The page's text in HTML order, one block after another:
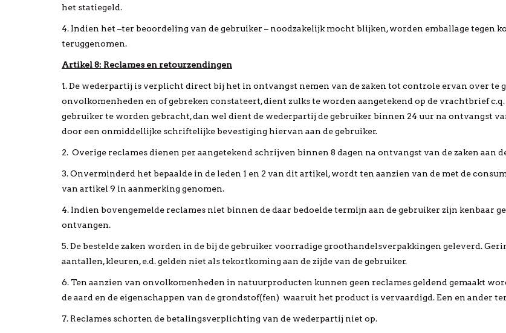
het statiegeld.
4. Indien het –ter beoordeling van de gebruiker – noodzakelijk mocht blijken, worden emballage tegen
teruggenomen.
Artikel 8: Reclames en retourzendingen
1. De wederpartij is verplicht direct bij het in ontvangst nemen van de zaken tot controle ervan over te
onvolkomenheden en of gebreken constateert, dient zulks te worden aangetekend op de vrachtbrief
gebruiker te worden gebracht, dan wel dient de wederpartij de gebruiker binnen 24 uur na ontvangst
door een onmiddellijke schriftelijke bevestiging hiervan aan de gebruiker.
2. Overige reclames dienen per aangetekend schrijven binnen 8 dagen na ontvangst van de zaken aan
3. Onverminderd het bepaalde in de leden 1 en 2 van dit artikel, wordt ten aanzien van de met de
van artikel 9 in aanmerking genomen.
4. Indien bovengemelde reclames niet binnen de daar bedoelde termijn aan de gebruiker zijn kenbaar
ontvangen.
5. De bestelde zaken worden in de bij de gebruiker voorradige groothandelsverpakkingen geleverd.
aantallen, kleuren, e.d. gelden niet als tekortkoming aan de zijde van de gebruiker.
6. Ten aanzien van onvolkomenheden in natuurproducten kunnen geen reclames geldend gemaakt
de aard en de eigenschappen van de grondstof(fen) waaruit het product is vervaardigd. Een en ander
7. Reclames schorten de betalingsverplichting van de wederpartij niet op.